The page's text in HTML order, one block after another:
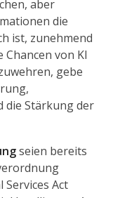
aber
die
ist, zunehmend
von KI
gebe
die Stärkung der
seien bereits
Services Act